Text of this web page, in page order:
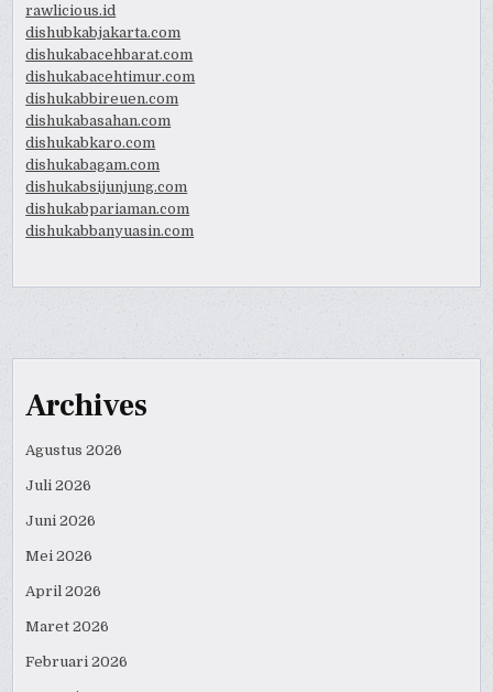
rawlicious.id
dishubkabjakarta.com
dishukabacehbarat.com
dishukabacehtimur.com
dishukabbireuen.com
dishukabasahan.com
dishukabkaro.com
dishukabagam.com
dishukabsijunjung.com
dishukabpariaman.com
dishukabbanyuasin.com
Archives
Agustus 2026
Juli 2026
Juni 2026
Mei 2026
April 2026
Maret 2026
Februari 2026